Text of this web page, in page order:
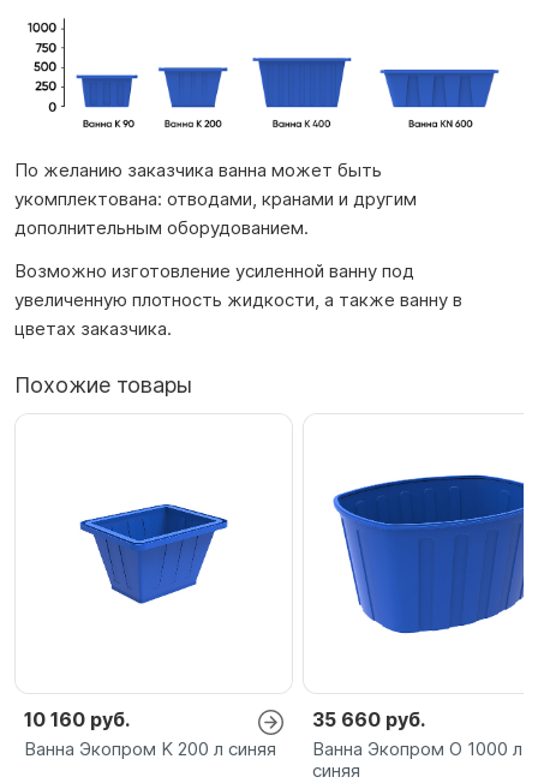
По желанию заказчика ванна может быть
укомплектована: отводами, кранами и другим
дополнительным оборудованием.
Возможно изготовление усиленной ванну под
увеличенную плотность жидкости, а также ванну в
цветах заказчика.
Похожие товары
10 160 руб.
Ванна Экопром K 200 л синяя
35 660 руб.
Ванна Экопром O 1000 л
синяя